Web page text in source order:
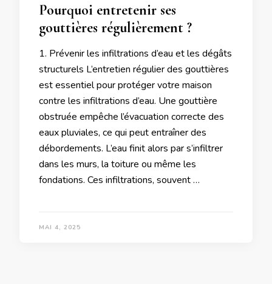
Pourquoi entretenir ses
gouttières régulièrement ?
1. Prévenir les infiltrations d’eau et les dégâts
structurels L’entretien régulier des gouttières
est essentiel pour protéger votre maison
contre les infiltrations d’eau. Une gouttière
obstruée empêche l’évacuation correcte des
eaux pluviales, ce qui peut entraîner des
débordements. L’eau finit alors par s’infiltrer
dans les murs, la toiture ou même les
fondations. Ces infiltrations, souvent …
MAI 4, 2025